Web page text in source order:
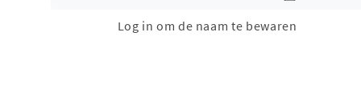
Log in om de naam te bewaren